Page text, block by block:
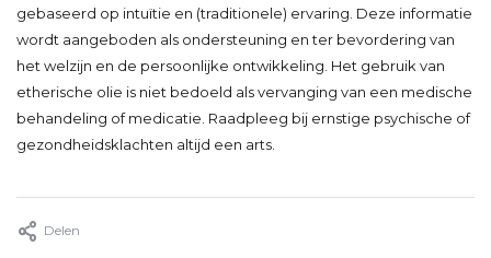
gebaseerd op intuïtie en (traditionele) ervaring. Deze informatie
wordt aangeboden als ondersteuning en ter bevordering van
het welzijn en de persoonlijke ontwikkeling. Het gebruik van
etherische olie is niet bedoeld als vervanging van een medische
behandeling of medicatie. Raadpleeg bij ernstige psychische of
gezondheidsklachten altijd een arts.
Delen